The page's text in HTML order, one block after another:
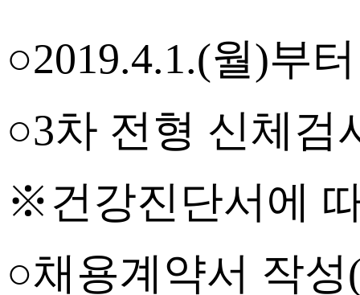
○2019.4.1.(월)부
○3차 전형 신체검
※건강진단서에
○채용계약서 작성